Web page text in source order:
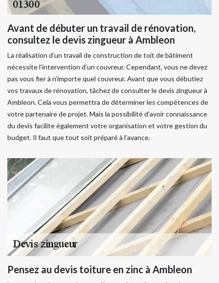
Avant de débuter un travail de rénovation,
consultez le devis zingueur à Ambleon
La réalisation d’un travail de construction de toit de bâtiment
nécessite l’intervention d’un couvreur. Cependant, vous ne devez
pas vous fier à n’importe quel couvreur. Avant que vous débutiez
vos travaux de rénovation, tâchez de consulter le devis zingueur à
Ambleon. Cela vous permettra de déterminer les compétences de
votre partenaire de projet. Mais la possibilité d'avoir connaissance
du devis facilite également votre organisation et votre gestion du
budget. Il faut que tout soit préparé à l’avance.
Pensez au devis toiture en zinc à Ambleon